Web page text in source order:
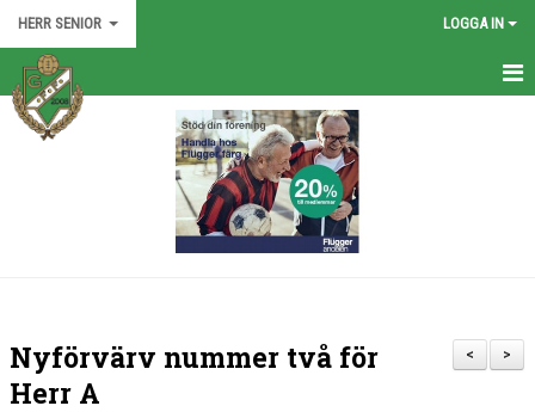
HERR SENIOR LOGGA IN
HEM
DOKUMENT
>
<
Nyförvärv nummer två för
Herr A